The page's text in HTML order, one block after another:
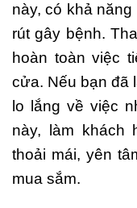
này, có khả
rút gây bệnh.
hoàn toàn việc
cửa. Nếu bạn đã
lo lắng về việc
này, làm khách
thoải mái, yên
mua sắm.